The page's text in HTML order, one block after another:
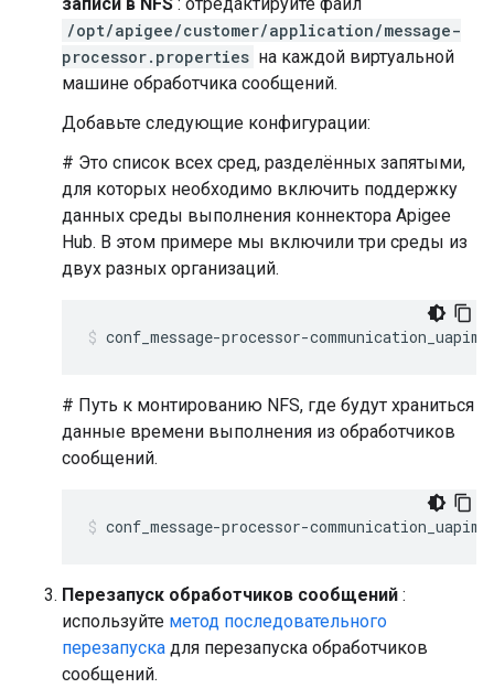
/opt/apigee/customer/application/message-
processor.properties на каждой виртуальной
машине обработчика сообщений.
Добавьте следующие конфигурации:
# Это список всех сред, разделённых запятыми,
для которых необходимо включить поддержку
данных среды выполнения коннектора Apigee
Hub. В этом примере мы включили три среды из
двух разных организаций.
conf_message-processor-
# Путь к монтированию NFS, где будут храниться
данные времени выполнения из обработчиков
сообщений.
conf_message-processor-
Перезапуск обработчиков сообщений :
используйте метод последовательного
перезапуска для перезапуска обработчиков
сообщений.